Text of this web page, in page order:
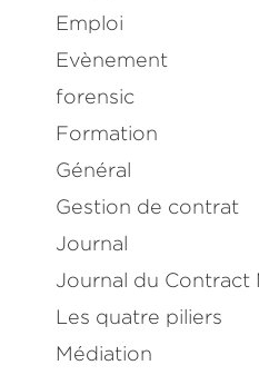
Emploi
Evènement
forensic
Formation
Général
Gestion de contrat
Journal
Journal du Contract
Les quatre piliers
Médiation